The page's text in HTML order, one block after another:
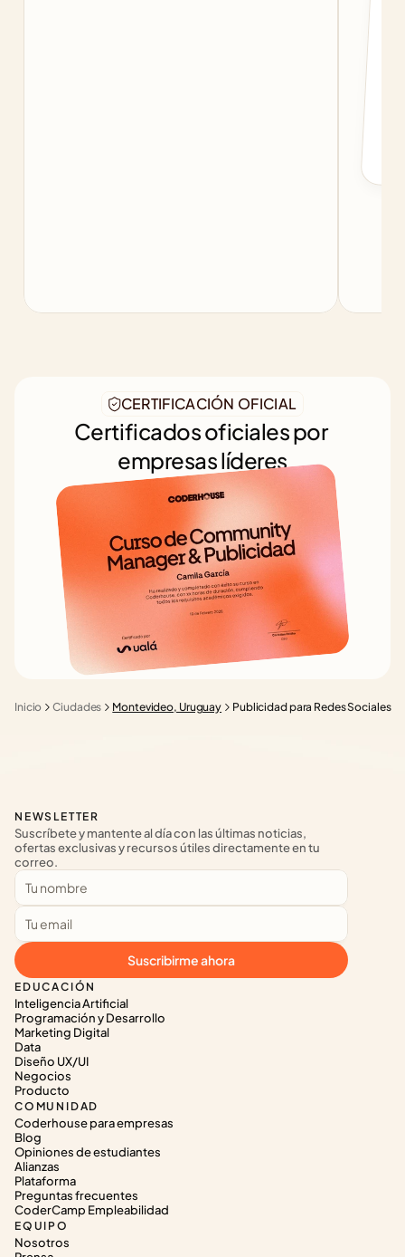
Inicio Ciudades Montevideo, Uruguay Publicidad para Redes Sociales
CERTIFICACIÓN OFICIAL
Certificados oficiales por
empresas líderes
EDUCACIÓN
Inteligencia Artificial
Programación y Desarrollo
Marketing Digital
Data
Diseño UX/UI
Negocios
Producto
COMUNIDAD
Coderhouse para empresas
Blog
Opiniones de estudiantes
Alianzas
Plataforma
Preguntas frecuentes
CoderCamp Empleabilidad
EQUIPO
Nosotros
NEWSLETTER
Suscríbete y mantente al día con las últimas noticias,
ofertas exclusivas y recursos útiles directamente en tu
correo.
Suscribirme ahora